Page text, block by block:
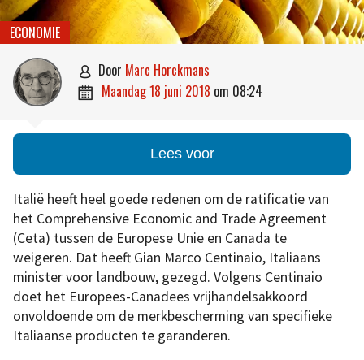
ECONOMIE
 door Marc Horckmans
 maandag 18 juni 2018 om 08:24
Lees voor
Italië heeft heel goede redenen om de ratificatie van
het Comprehensive Economic and Trade Agreement
(Ceta) tussen de Europese Unie en Canada te
weigeren. Dat heeft Gian Marco Centinaio, Italiaans
minister voor landbouw, gezegd. Volgens Centinaio
doet het Europees-Canadees vrijhandelsakkoord
onvoldoende om de merkbescherming van specifieke
Italiaanse producten te garanderen.